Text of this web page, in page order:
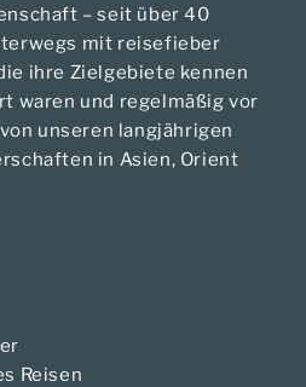
– seit über 40
mit reisefieber
ihre Zielgebiete kennen
waren und regelmäßig vor
unseren langjährigen
in Asien, Orient
Reisen